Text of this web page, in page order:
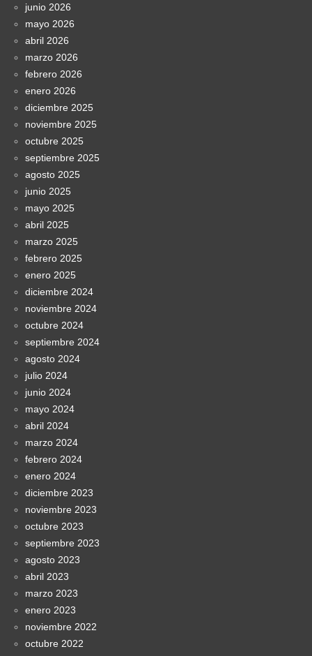
junio 2026
mayo 2026
abril 2026
marzo 2026
febrero 2026
enero 2026
diciembre 2025
noviembre 2025
octubre 2025
septiembre 2025
agosto 2025
junio 2025
mayo 2025
abril 2025
marzo 2025
febrero 2025
enero 2025
diciembre 2024
noviembre 2024
octubre 2024
septiembre 2024
agosto 2024
julio 2024
junio 2024
mayo 2024
abril 2024
marzo 2024
febrero 2024
enero 2024
diciembre 2023
noviembre 2023
octubre 2023
septiembre 2023
agosto 2023
abril 2023
marzo 2023
enero 2023
noviembre 2022
octubre 2022